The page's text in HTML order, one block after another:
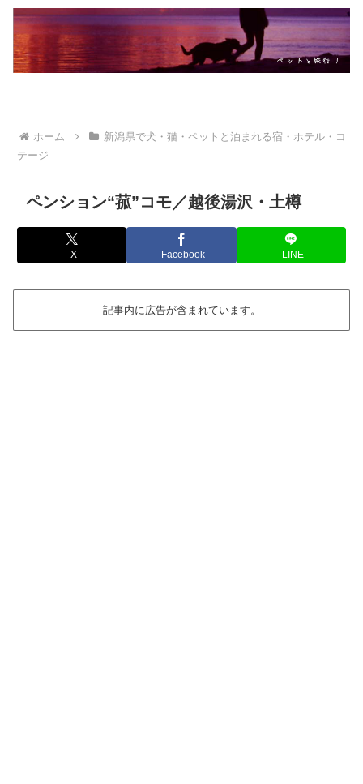
ホーム
新潟県で犬・猫・ペットと泊まれる宿・ホテル・コ
テージ
ペンション“菰”コモ／越後湯沢・土樽
X Facebook LINE
記事内に広告が含まれています。